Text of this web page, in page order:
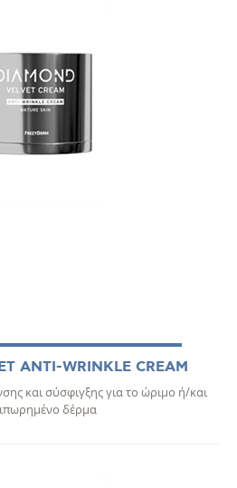
ΑΝΤΙ-WRINKLE CREAM
και σύσφιγξης για το ώριμο ή/και
δέρμα